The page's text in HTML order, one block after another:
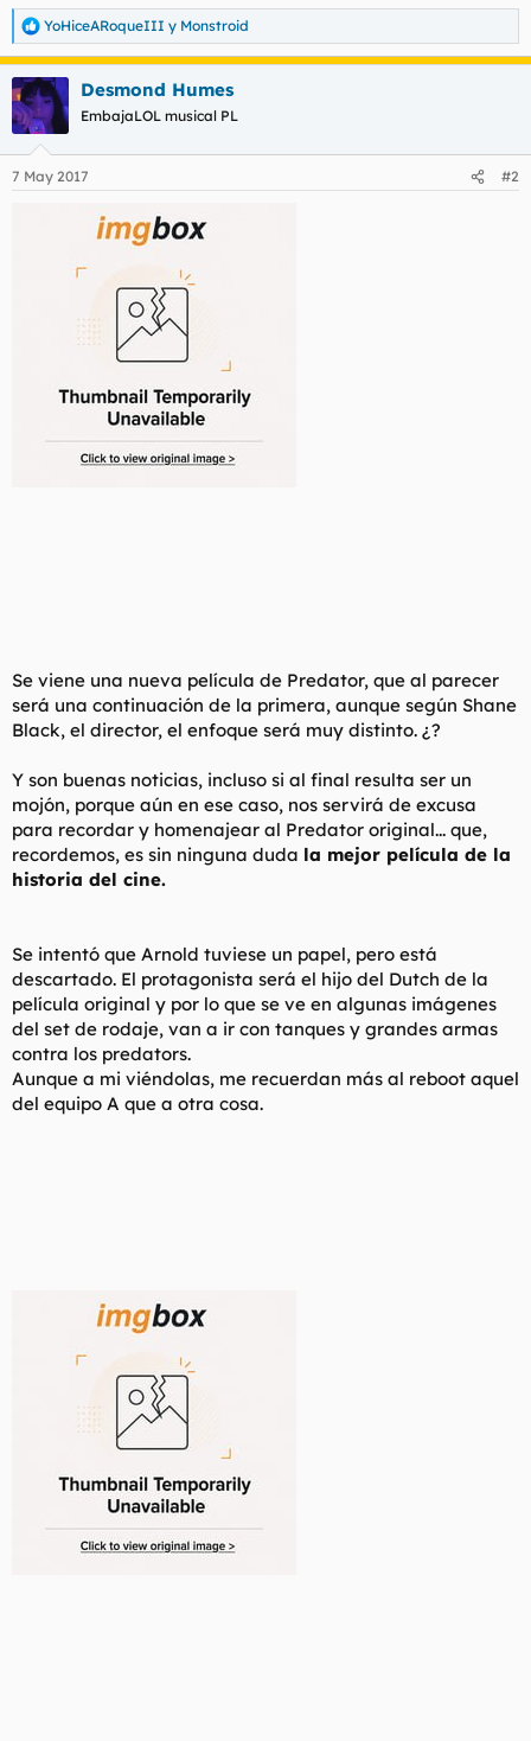
R
e
a
c
c
i
e
YoHiceARoqueIII y Monstroid
Desmond Humes
EmbajaLOL musical PL
7 May 2017 #2
Se viene una nueva película de Predator, que al parecer
será una continuación de la primera, aunque según Shane
Black, el director, el enfoque será muy distinto. ¿?
Y son buenas noticias, incluso si al final resulta ser un
mojón, porque aún en ese caso, nos servirá de excusa
para recordar y homenajear al Predator original... que,
recordemos, es sin ninguna duda la mejor película de la
historia del cine.
Se intentó que Arnold tuviese un papel, pero está
descartado. El protagonista será el hijo del Dutch de la
película original y por lo que se ve en algunas imágenes
del set de rodaje, van a ir con tanques y grandes armas
contra los predators.
Aunque a mi viéndolas, me recuerdan más al reboot aquel
del equipo A que a otra cosa.